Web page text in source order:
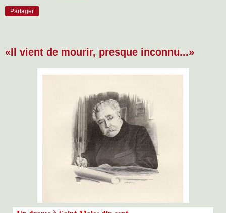
Partager
«Il vient de mourir, presque inconnu...»